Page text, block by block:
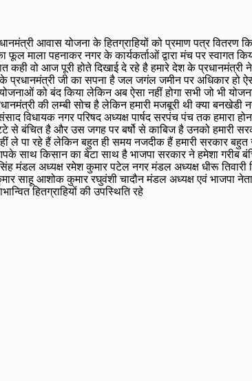
आवास योजना के हितग्राहियों को प्रमाण पत्र
माला पहनाकर नगर के कार्यकर्ताओं द्वारा मंच पर स्वागत
वो आज पूरी होते दिखाई दे रहे है हमारे देश के प्रधानमंत्री
प्रधानमंत्री जी का सपना है जल जगंल जमीन पर अधिकार हो
को बंद किया लेकिन अब ऐसा नहीं होगा सभी जो भी
की लम्बी सोच है लेकिन हमारी मजबूरी थी क्या बनखेडी
नगर परिषद अध्यक्ष पार्षद सरपंच पंच तक हमारा
से बंचित है और उस जगह पर बर्षो से काबिज है उनको हमारी
ले पा रहे हैं लेकिन बहुत ही समय नजदीक हैं हमारी सरकार
साथ किसान का बेटा साथ है भाजपा सरकार ने हमेशा गरीब
मंडल अध्यक्ष रमेश कुमार पटेल नगर मंडल अध्यक्ष धीरू तिवारी
साहू आशोक कुमार रघुवंशी चादौन मंडल अध्यक्ष एवं भाजपा
हितग्राहियों की उपस्थिति रहे